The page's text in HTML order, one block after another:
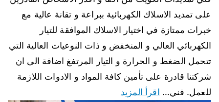
على تمديد الاسلاك الكهربائية ببراعة و تقانة عالية مع
خبرات ممتازة في اختيار الاسلاك الموافقة للتيار
الكهربائي العالي و المنخفض و ذات النوعيات العالية التي
تتحمل الضغط و الحرارة و التيار المرتفغ اضافة الى ان
شركتنا قادرة على تأمين كافة المواد و الادوات اللازمة
للعمل. فني… اقرأ المزيد